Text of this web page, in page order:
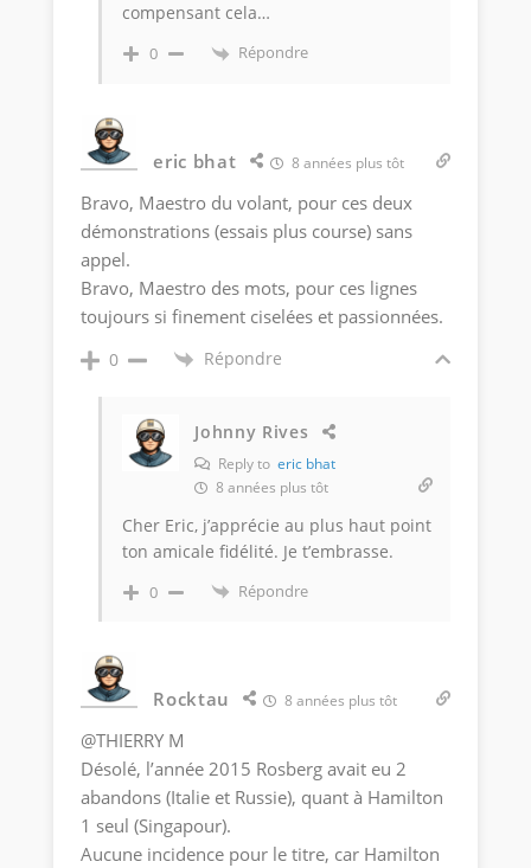
compensant cela…
0 Répondre
eric bhat 8 années plus tôt
Bravo, Maestro du volant, pour ces deux
démonstrations (essais plus course) sans
appel.
Bravo, Maestro des mots, pour ces lignes
toujours si finement ciselées et passionnées.
0 Répondre
Johnny Rives
Reply toeric bhat
8 années plus tôt
Cher Eric, j’apprécie au plus haut point
ton amicale fidélité. Je t’embrasse.
0 Répondre
Rocktau 8 années plus tôt
@THIERRY M
Désolé, l’année 2015 Rosberg avait eu 2
abandons (Italie et Russie), quant à Hamilton
1 seul (Singapour).
Aucune incidence pour le titre, car Hamilton